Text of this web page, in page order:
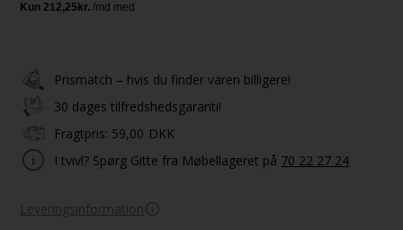
Prismatch – hvis du finder varen billigere!
30 dages tilfredshedsgaranti!
Fragtpris: 59,00 DKK
I tvivl? Spørg Gitte fra Møbellageret på 70 22 27 24
Leveringsinformation